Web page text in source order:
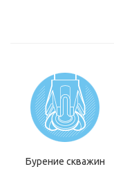
Бурение скважин